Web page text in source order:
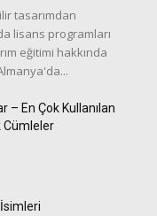
tasarımdan
lisans programları
eğitimi hakkında
– En Çok Kullanılan
Cümleler